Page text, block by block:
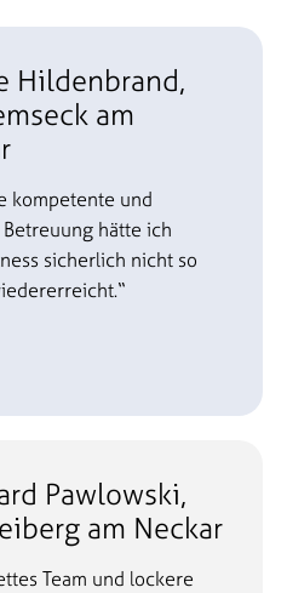
Hildenbrand,
am
kompetente und
hätte ich
sicherlich nicht so
Pawlowski,
am Neckar
Team und lockere